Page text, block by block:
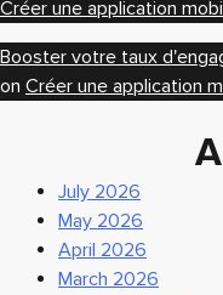
Créer une application
Booster votre taux
on Créer une application
July 2026
May 2026
April 2026
March 2026